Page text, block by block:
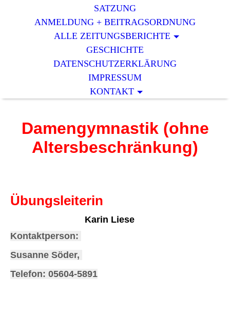
SATZUNG
ANMELDUNG + BEITRAGSORDNUNG
ALLE ZEITUNGSBERICHTE
GESCHICHTE
DATENSCHUTZERKLÄRUNG
IMPRESSUM
KONTAKT
Damengymnastik (ohne
Altersbeschränkung)
Übungsleiterin
Karin Liese
Kontaktperson:
Susanne Söder,
Telefon: 05604-5891